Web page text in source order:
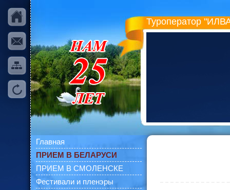
Туроператор
Главная
ПРИЕМ В БЕЛАРУСИ
ПРИЕМ В СМОЛЕНСКЕ
Фестивали и пленэры